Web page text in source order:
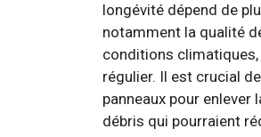
longévité dépend de
notamment la qualité
conditions
régulier. Il est crucial
panneaux pour enlever
débris qui pourraient